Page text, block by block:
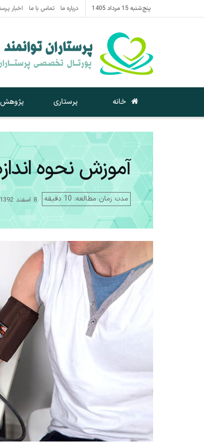
پنج‌شنبه 15 مرداد 1405 درباره ما تماس با ما اخبار
خانه پرستاری پژوهش
آموزش نحوه
8 اسفند 1392 مدت زمان مطالعه: 10 دقیقه